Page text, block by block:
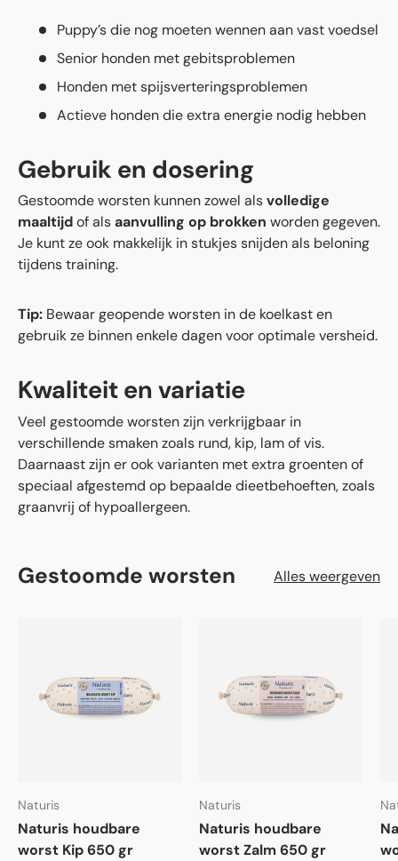
Puppy’s die nog moeten wennen aan vast voedsel
Senior honden met gebitsproblemen
Honden met spijsverteringsproblemen
Actieve honden die extra energie nodig hebben
Gebruik en dosering
Gestoomde worsten kunnen zowel alsvolledige
maaltijdof alsaanvulling op brokken worden gegeven.
Je kunt ze ook makkelijk in stukjes snijden als beloning
tijdens training.
Tip: Bewaar geopende worsten in de koelkast en
gebruik ze binnen enkele dagen voor optimale versheid.
Kwaliteit en variatie
Veel gestoomde worsten zijn verkrijgbaar in
verschillende smaken zoals rund, kip, lam of vis.
Daarnaast zijn er ook varianten met extra groenten of
speciaal afgestemd op bepaalde dieetbehoeften, zoals
graanvrij of hypoallergeen.
Gestoomde worsten Alles weergeven
Naturis
Naturis houdbare
worst Kip 650 gr
Naturis
Naturis houdbare
worst Zalm 650 gr